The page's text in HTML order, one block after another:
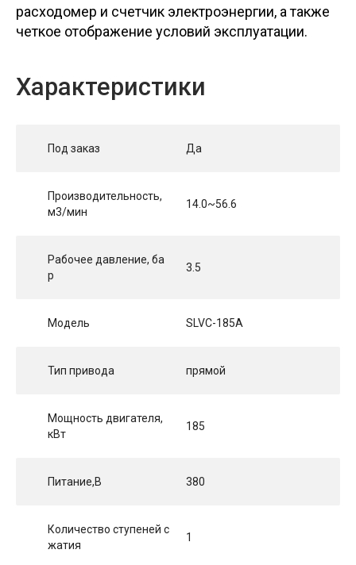
расходомер и счетчик электроэнергии, а также
четкое отображение условий эксплуатации.
Характеристики
Под заказ Да
Производительность,
м3/мин
14.0~56.6
Рабочее давление, ба
р
3.5
Модель SLVC-185A
Тип привода прямой
Мощность двигателя,
кВт
185
Питание,В 380
Количество ступеней с
жатия
1